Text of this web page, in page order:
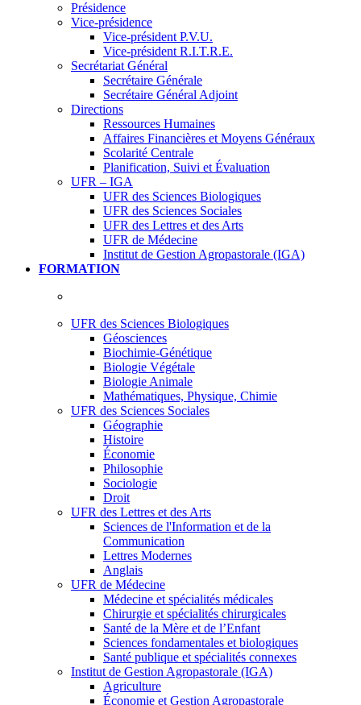
Présidence
Vice-présidence
Vice-président P.V.U.
Vice-président R.I.T.R.E.
Secrétariat Général
Secrétaire Générale
Secrétaire Général Adjoint
Directions
Ressources Humaines
Affaires Financières et Moyens Généraux
Scolarité Centrale
Planification, Suivi et Évaluation
UFR – IGA
UFR des Sciences Biologiques
UFR des Sciences Sociales
UFR des Lettres et des Arts
UFR de Médecine
Institut de Gestion Agropastorale (IGA)
FORMATION
UFR des Sciences Biologiques
Géosciences
Biochimie-Génétique
Biologie Végétale
Biologie Animale
Mathématiques, Physique, Chimie
UFR des Sciences Sociales
Géographie
Histoire
Économie
Philosophie
Sociologie
Droit
UFR des Lettres et des Arts
Sciences de l'Information et de la
Communication
Lettres Modernes
Anglais
UFR de Médecine
Médecine et spécialités médicales
Chirurgie et spécialités chirurgicales
Santé de la Mère et de l’Enfant
Sciences fondamentales et biologiques
Santé publique et spécialités connexes
Institut de Gestion Agropastorale (IGA)
Agriculture
Économie et Gestion Agropastorale